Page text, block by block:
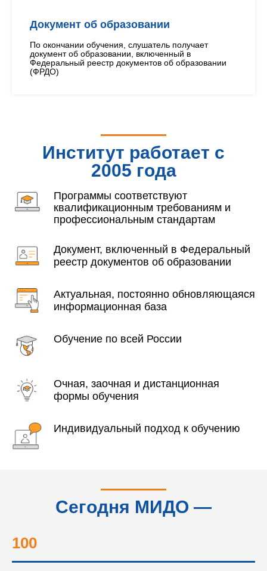
Документ об образовании
По окончании обучения, слушатель получает
документ об образовании, включенный в
Федеральный реестр документов об образовании
(ФРДО)
Институт работает с
2005 года
Программы соответствуют
квалификационным требованиям и
профессиональным стандартам
Документ, включенный в Федеральный
реестр документов об образовании
Актуальная, постоянно обновляющаяся
информационная база
Обучение по всей России
Очная, заочная и дистанционная
формы обучения
Индивидуальный подход к обучению
Сегодня МИДО —
100